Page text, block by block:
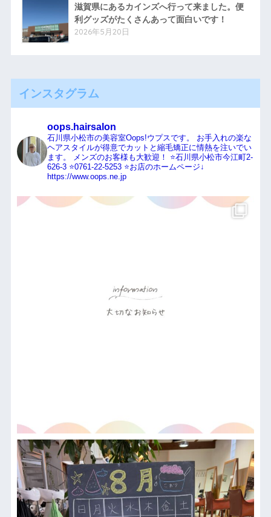
滋賀県にあるカインズへ行って来ました。便
利グッズがたくさんあって面白いです！
2026年5月20日
インスタグラム
oops.hairsalon
石川県小松市の美容室Oops!ウプスです。
お手入れの楽な
ヘアスタイルが得意でカットと縮毛矯正に情熱を注いでい
ます。
メンズのお客様も大歓迎！
⭐️石川県小松市今江町2-
626-3⭐️0761-22-5253⭐️お店のホームページ↓
https://www.oops.ne.jp